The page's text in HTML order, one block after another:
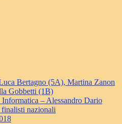
Bertagno (5A), Martina Zanon
Gobbetti (1B)
– Alessandro Dario
nazionali